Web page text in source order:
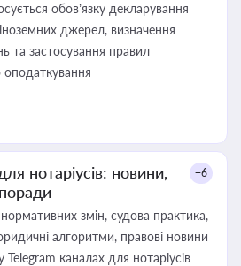
обов’язку декларування
джерел, визначення
та застосування правил
оподаткування
нотаріусів: новини,
+6
змін, судова практика,
алгоритми, правові новини
каналах для нотаріусів